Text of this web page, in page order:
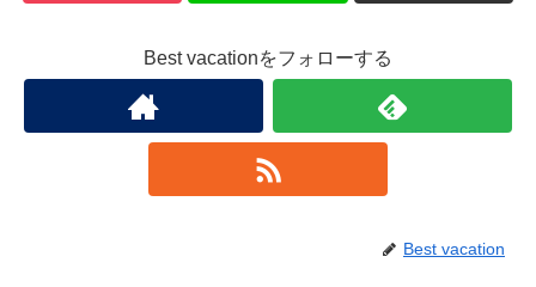
Best vacationをフォローする
Best vacation